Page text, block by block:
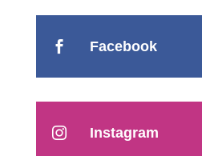
 Facebook
 Instagram